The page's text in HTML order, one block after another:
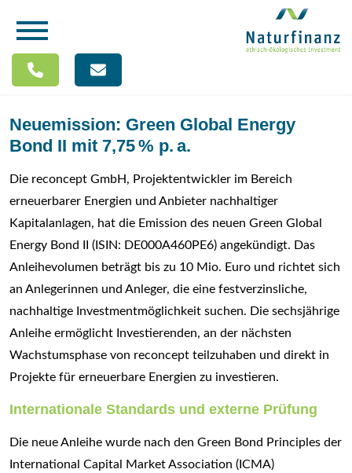
Neuemission: Green Global Energy
Bond II mit 7,75 % p. a.
Die reconcept GmbH, Projektentwickler im Bereich
erneuerbarer Energien und Anbieter nachhaltiger
Kapitalanlagen, hat die Emission des neuen Green Global
Energy Bond II (ISIN: DE000A460PE6) angekündigt. Das
Anleihevolumen beträgt bis zu 10 Mio. Euro und richtet sich
an Anlegerinnen und Anleger, die eine festverzinsliche,
nachhaltige Investmentmöglichkeit suchen. Die sechsjährige
Anleihe ermöglicht Investierenden, an der nächsten
Wachstumsphase von reconcept teilzuhaben und direkt in
Projekte für erneuerbare Energien zu investieren.
Internationale Standards und externe Prüfung
Die neue Anleihe wurde nach den Green Bond Principles der
International Capital Market Association (ICMA)